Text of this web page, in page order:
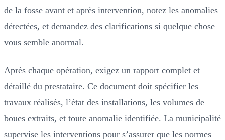
de la fosse avant et après intervention, notez les anomalies
détectées, et demandez des clarifications si quelque chose
vous semble anormal.
Après chaque opération, exigez un rapport complet et
détaillé du prestataire. Ce document doit spécifier les
travaux réalisés, l’état des installations, les volumes de
boues extraits, et toute anomalie identifiée. La municipalité
supervise les interventions pour s’assurer que les normes